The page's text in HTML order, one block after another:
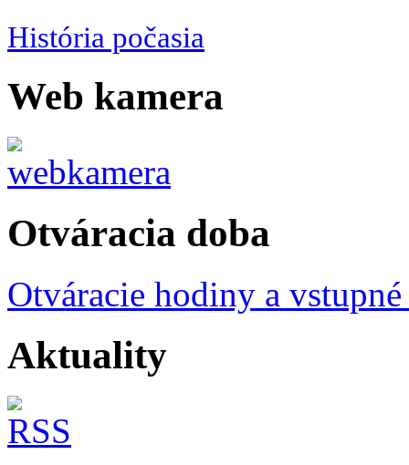
História počasia
Web kamera
Otváracia doba
Otváracie hodiny a
Aktuality